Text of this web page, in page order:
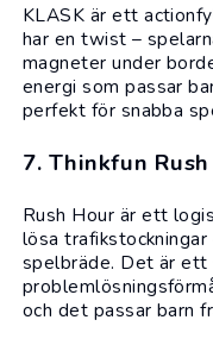
KLASK är ett
har en twist –
magneter under
energi som passar
perfekt för snabba
7. Thinkfun
Rush Hour är ett
lösa
spelbräde. Det är ett
och det passar barn